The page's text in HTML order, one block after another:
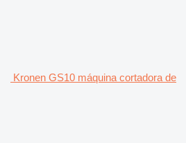
Kronen GS10 máquina cortadora de